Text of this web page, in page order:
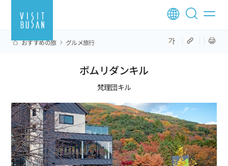
おすすめの旅 グルメ旅行
ボムリダンキル
梵理団キル